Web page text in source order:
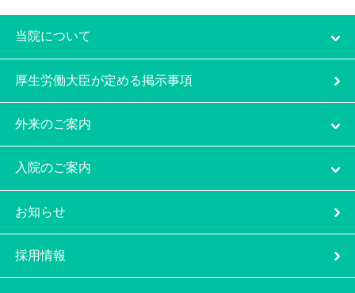
当院について
厚生労働大臣が定める掲示事項
外来のご案内
入院のご案内
お知らせ
採用情報